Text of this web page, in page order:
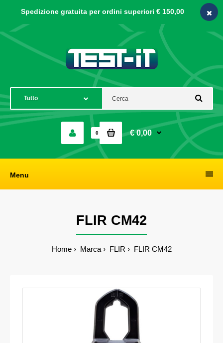
Spedizione gratuita per ordini superiori € 150,00
0 € 0,00
Menu
FLIR CM42
Home Marca FLIR FLIR CM42